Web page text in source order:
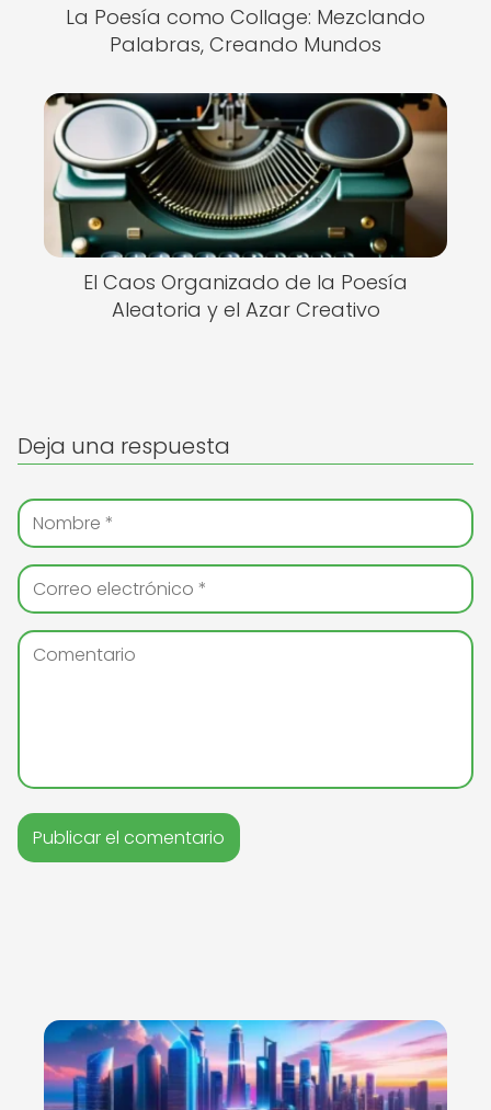
La Poesía como Collage: Mezclando
Palabras, Creando Mundos
El Caos Organizado de la Poesía
Aleatoria y el Azar Creativo
Deja una respuesta